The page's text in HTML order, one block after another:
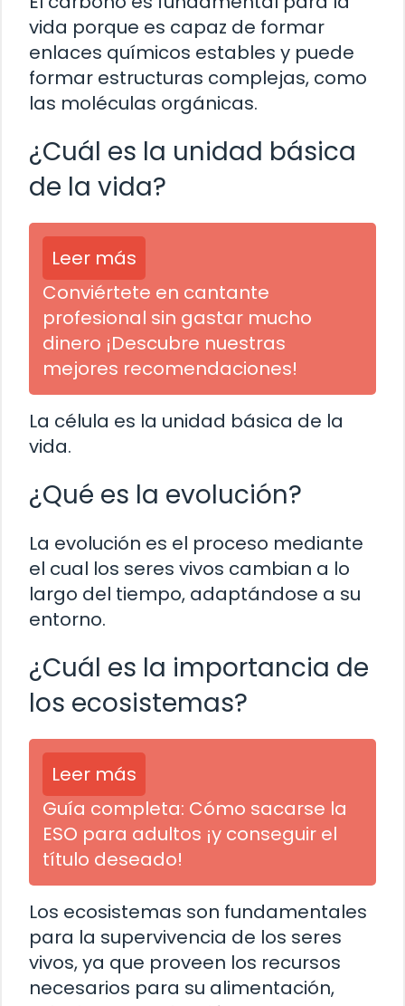
vida porque es capaz de formar
enlaces químicos estables y puede
formar estructuras complejas, como
las moléculas orgánicas.
¿Cuál es la unidad básica
de la vida?
Leer más
Conviértete en cantante
profesional sin gastar mucho
dinero ¡Descubre nuestras
mejores recomendaciones!
La célula es la unidad básica de la
vida.
¿Qué es la evolución?
La evolución es el proceso mediante
el cual los seres vivos cambian a lo
largo del tiempo, adaptándose a su
entorno.
¿Cuál es la importancia de
los ecosistemas?
Leer más
Guía completa: Cómo sacarse la
ESO para adultos ¡y conseguir el
título deseado!
Los ecosistemas son fundamentales
para la supervivencia de los seres
vivos, ya que proveen los recursos
necesarios para su alimentación,